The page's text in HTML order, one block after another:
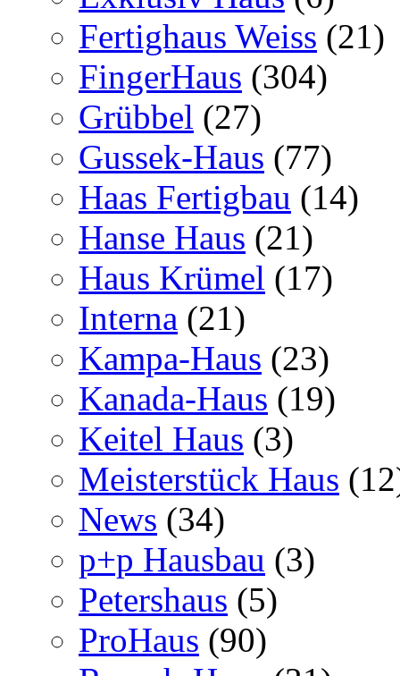
Fertighaus Weiss (21)
FingerHaus (304)
Grübbel (27)
Gussek-Haus (77)
Haas Fertigbau (14)
Hanse Haus (21)
Haus Krümel (17)
Interna (21)
Kampa-Haus (23)
Kanada-Haus (19)
Keitel Haus (3)
Meisterstück Haus
News (34)
p+p Hausbau (3)
Petershaus (5)
ProHaus (90)